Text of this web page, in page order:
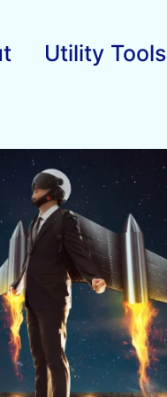
Utility Tools